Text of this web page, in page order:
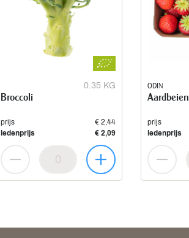
0.35 KG
Broccoli
prijs
€ 2,44
ledenprijs
€ 2,09
ODIN
Aardbeien
prijs
ledenprijs